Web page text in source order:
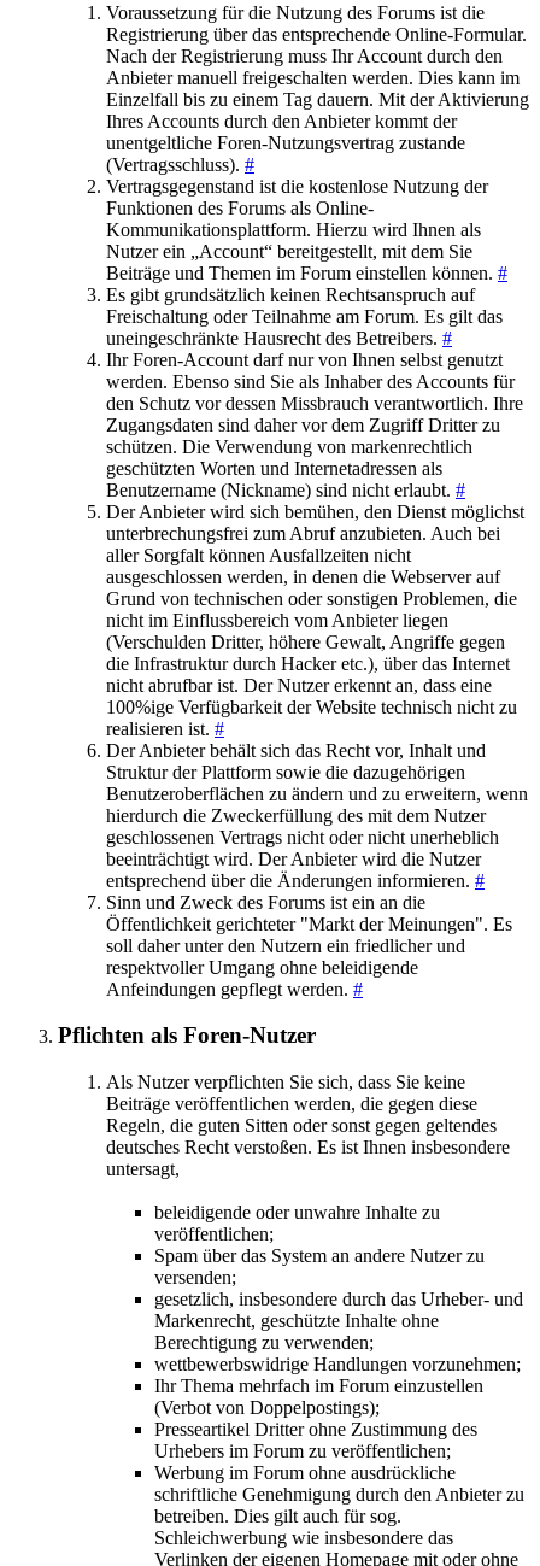
Voraussetzung für die Nutzung des Forums ist die
Registrierung über das entsprechende Online-Formular.
Nach der Registrierung muss Ihr Account durch den
Anbieter manuell freigeschalten werden. Dies kann im
Einzelfall bis zu einem Tag dauern. Mit der Aktivierung
Ihres Accounts durch den Anbieter kommt der
unentgeltliche Foren-Nutzungsvertrag zustande
(Vertragsschluss). #
Vertragsgegenstand ist die kostenlose Nutzung der
Funktionen des Forums als Online-
Kommunikationsplattform. Hierzu wird Ihnen als
Nutzer ein „Account“ bereitgestellt, mit dem Sie
Beiträge und Themen im Forum einstellen können. #
Es gibt grundsätzlich keinen Rechtsanspruch auf
Freischaltung oder Teilnahme am Forum. Es gilt das
uneingeschränkte Hausrecht des Betreibers. #
Ihr Foren-Account darf nur von Ihnen selbst genutzt
werden. Ebenso sind Sie als Inhaber des Accounts für
den Schutz vor dessen Missbrauch verantwortlich. Ihre
Zugangsdaten sind daher vor dem Zugriff Dritter zu
schützen. Die Verwendung von markenrechtlich
geschützten Worten und Internetadressen als
Benutzername (Nickname) sind nicht erlaubt. #
Der Anbieter wird sich bemühen, den Dienst möglichst
unterbrechungsfrei zum Abruf anzubieten. Auch bei
aller Sorgfalt können Ausfallzeiten nicht
ausgeschlossen werden, in denen die Webserver auf
Grund von technischen oder sonstigen Problemen, die
nicht im Einflussbereich vom Anbieter liegen
(Verschulden Dritter, höhere Gewalt, Angriffe gegen
die Infrastruktur durch Hacker etc.), über das Internet
nicht abrufbar ist. Der Nutzer erkennt an, dass eine
100%ige Verfügbarkeit der Website technisch nicht zu
realisieren ist. #
Der Anbieter behält sich das Recht vor, Inhalt und
Struktur der Plattform sowie die dazugehörigen
Benutzeroberflächen zu ändern und zu erweitern, wenn
hierdurch die Zweckerfüllung des mit dem Nutzer
geschlossenen Vertrags nicht oder nicht unerheblich
beeinträchtigt wird. Der Anbieter wird die Nutzer
entsprechend über die Änderungen informieren. #
Sinn und Zweck des Forums ist ein an die
Öffentlichkeit gerichteter "Markt der Meinungen". Es
soll daher unter den Nutzern ein friedlicher und
respektvoller Umgang ohne beleidigende
Anfeindungen gepflegt werden. #
Pflichten als Foren-Nutzer
Als Nutzer verpflichten Sie sich, dass Sie keine
Beiträge veröffentlichen werden, die gegen diese
Regeln, die guten Sitten oder sonst gegen geltendes
deutsches Recht verstoßen. Es ist Ihnen insbesondere
untersagt,
beleidigende oder unwahre Inhalte zu
veröffentlichen;
Spam über das System an andere Nutzer zu
versenden;
gesetzlich, insbesondere durch das Urheber- und
Markenrecht, geschützte Inhalte ohne
Berechtigung zu verwenden;
wettbewerbswidrige Handlungen vorzunehmen;
Ihr Thema mehrfach im Forum einzustellen
(Verbot von Doppelpostings);
Presseartikel Dritter ohne Zustimmung des
Urhebers im Forum zu veröffentlichen;
Werbung im Forum ohne ausdrückliche
schriftliche Genehmigung durch den Anbieter zu
betreiben. Dies gilt auch für sog.
Schleichwerbung wie insbesondere das
Verlinken der eigenen Homepage mit oder ohne